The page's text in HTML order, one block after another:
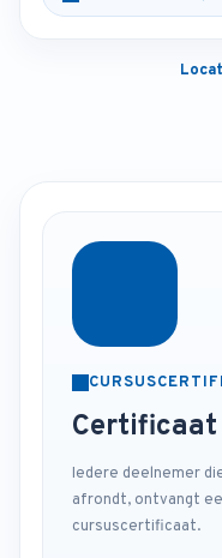
Iedere deelnemer
afrondt, ontvangt
cursuscertificaat.